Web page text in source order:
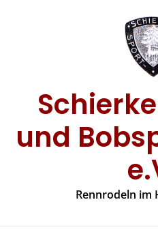
und
Rennrodeln im